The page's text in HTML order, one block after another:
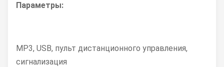
Параметры:
MP3, USB, пульт дистанционного управления,
сигнализация